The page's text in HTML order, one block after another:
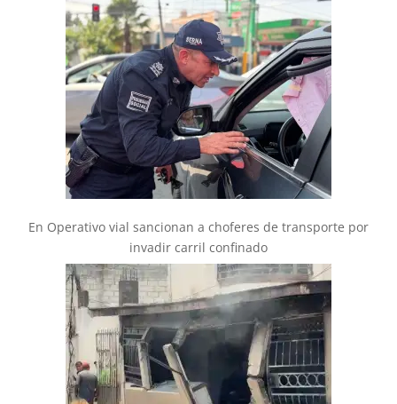
En Operativo vial sancionan a choferes de transporte por
invadir carril confinado